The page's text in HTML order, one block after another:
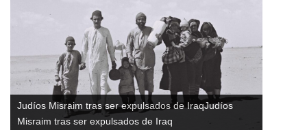
Judíos Misraim tras ser expulsados de IraqJudíos
Misraim tras ser expulsados de Iraq